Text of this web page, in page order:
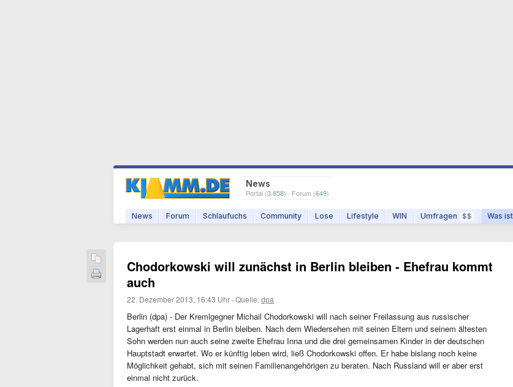
News
Portal (3.858) · Forum (649)
News Forum Schlaufuchs Community Lose Lifestyle WIN Umfragen $$ Was
Chodorkowski will zunächst in Berlin bleiben - Ehefrau kommt
auch
22. Dezember 2013, 16:43 Uhr ·Quelle:dpa
Berlin (dpa) - Der Kremlgegner Michail Chodorkowski will nach seiner Freilassung aus russischer
Lagerhaft erst einmal in Berlin bleiben. Nach dem Wiedersehen mit seinen Eltern und seinem ältesten
Sohn werden nun auch seine zweite Ehefrau Inna und die drei gemeinsamen Kinder in der deutschen
Hauptstadt erwartet. Wo er künftig leben wird, ließ Chodorkowski offen. Er habe bislang noch keine
Möglichkeit gehabt, sich mit seinen Familienangehörigen zu beraten. Nach Russland will er aber erst
einmal nicht zurück.